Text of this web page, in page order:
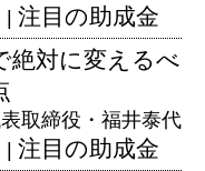
| 注目の助成金
絶対に変えるべ
取締役・福井泰代
| 注目の助成金